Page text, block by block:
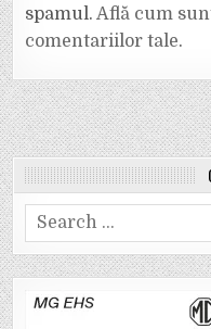
spamul.Află cum
comentariilor tale.
Search
for: